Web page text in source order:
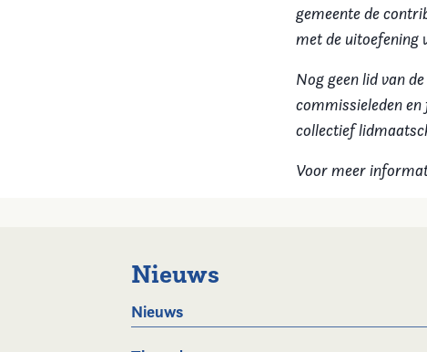
gemeente de
met de uitoefening
Nog geen lid van
commissieleden
collectief
Voor meer
Nieuws
Nieuws